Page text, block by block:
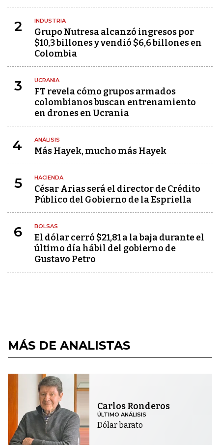
2 INDUSTRIA
Grupo Nutresa alcanzó ingresos por
$10,3 billones y vendió $6,6 billones en
Colombia
3 UCRANIA
FT revela cómo grupos armados
colombianos buscan entrenamiento
en drones en Ucrania
4 ANÁLISIS
Más Hayek, mucho más Hayek
5 HACIENDA
César Arias será el director de Crédito
Público del Gobierno de la Espriella
6 BOLSAS
El dólar cerró $21,81 a la baja durante el
último día hábil del gobierno de
Gustavo Petro
MÁS DE ANALISTAS
Carlos Ronderos
ÚLTIMO ANÁLISIS
Dólar barato